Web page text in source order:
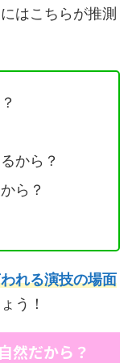
はこちらが推測
から？
ら？
れる演技の場面
う！
然だから？